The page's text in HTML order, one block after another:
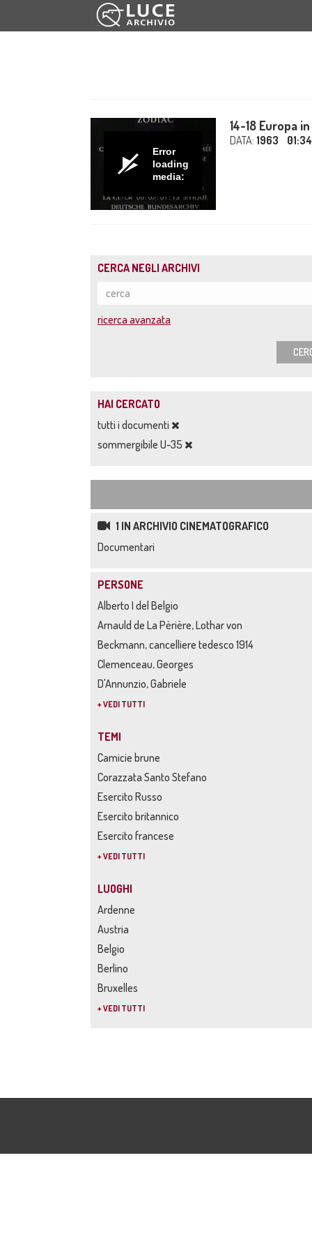
Error
loading
media:
14-18 Europa
DATA: 1963
CERCA NEGLI ARCHIVI
ricerca avanzata
HAI CERCATO
tutti i documenti
sommergibile U-35
1 IN ARCHIVIO CINEMATOGRAFICO
Documentari
PERSONE
Alberto I del Belgio
Arnauld de La Pèrière, Lothar von
Beckmann, cancelliere tedesco 1914
Clemenceau, Georges
D'Annunzio, Gabriele
+ VEDI TUTTI
TEMI
Camicie brune
Corazzata Santo Stefano
Esercito Russo
Esercito britannico
Esercito francese
+ VEDI TUTTI
LUOGHI
Ardenne
Austria
Belgio
Berlino
Bruxelles
+ VEDI TUTTI